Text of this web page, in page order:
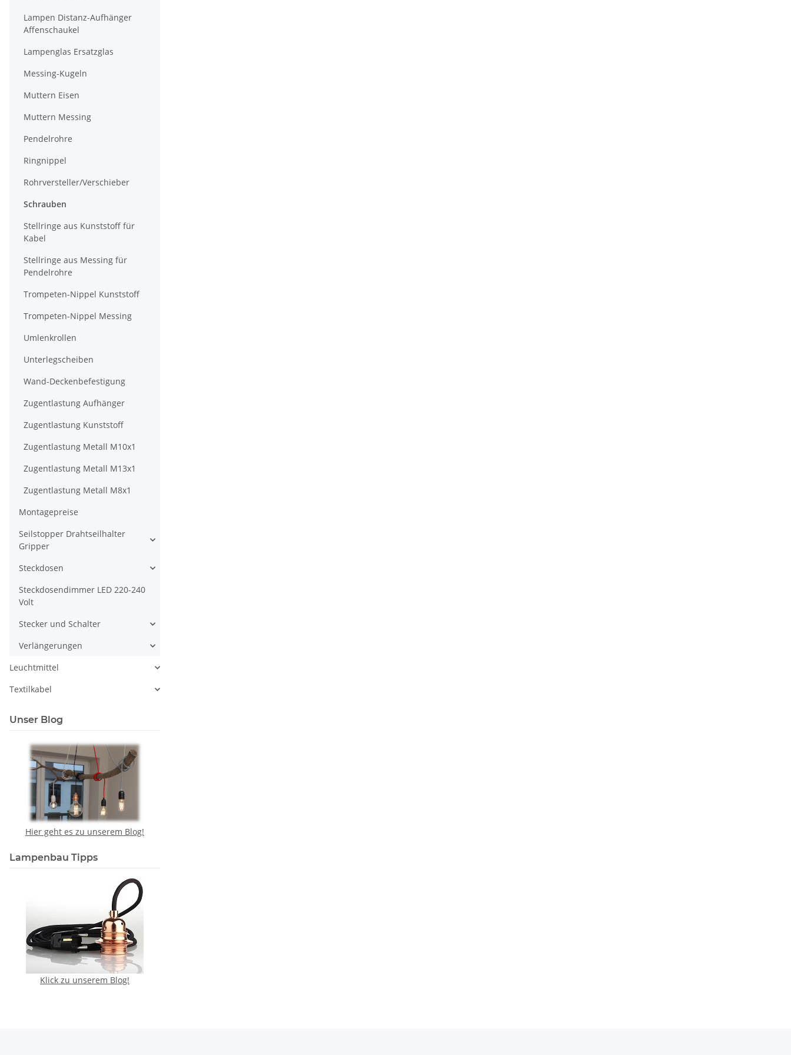
Lampen Distanz-Aufhänger
Affenschaukel
Lampenglas Ersatzglas
Messing-Kugeln
Muttern Eisen
Muttern Messing
Pendelrohre
Ringnippel
Rohrversteller/Verschieber
Schrauben
Stellringe aus Kunststoff für
Kabel
Stellringe aus Messing für
Pendelrohre
Trompeten-Nippel Kunststoff
Trompeten-Nippel Messing
Umlenkrollen
Unterlegscheiben
Wand-Deckenbefestigung
Zugentlastung Aufhänger
Zugentlastung Kunststoff
Zugentlastung Metall M10x1
Zugentlastung Metall M13x1
Zugentlastung Metall M8x1
Montagepreise
Seilstopper Drahtseilhalter
Gripper
Steckdosen
Steckdosendimmer LED 220-240
Volt
Stecker und Schalter
Verlängerungen
Leuchtmittel
Textilkabel
Unser Blog
Hier geht es zu unserem Blog!
Lampenbau Tipps
Klick zu unserem Blog!